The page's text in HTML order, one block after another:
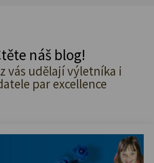
náš blog!
vás udělají výletníka i
par excellence